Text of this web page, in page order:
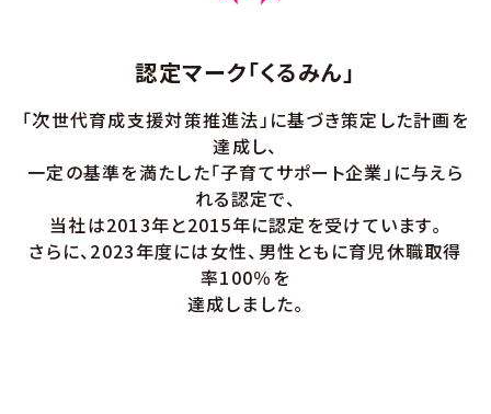
認定マーク「くるみん」
「次世代育成支援対策推進法」に基づき策定した計画を
達成し、
一定の基準を満たした「子育てサポート企業」に与えら
れる認定で、
当社は2013年と2015年に認定を受けています。
さらに、2023年度には女性、男性ともに育児休職取得
率100％を
達成しました。